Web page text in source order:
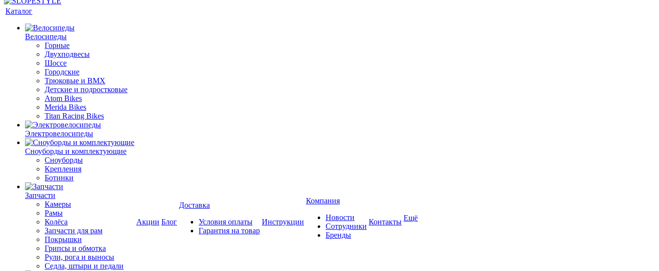
Каталог
Велосипеды
Горные
Двухподвесы
Шоссе
Городские
Трюковые и BMX
Детские и подростковые
Atom Bikes
Merida Bikes
Titan Racing Bikes
Электровелосипеды
Cноуборды и комплектующие
Сноуборды
Крепления
Ботинки
Запчасти
Камеры
Рамы
Колёса
Запчасти для рам
Покрышки
Грипсы и обмотка
Рули, рога и выносы
Седла, штыри и педали
Акции Блог
Доставка
Условия оплаты
Гарантия на товар
Инструкции
Компания
Новости
Сотрудники
Бренды
Контакты Ещё